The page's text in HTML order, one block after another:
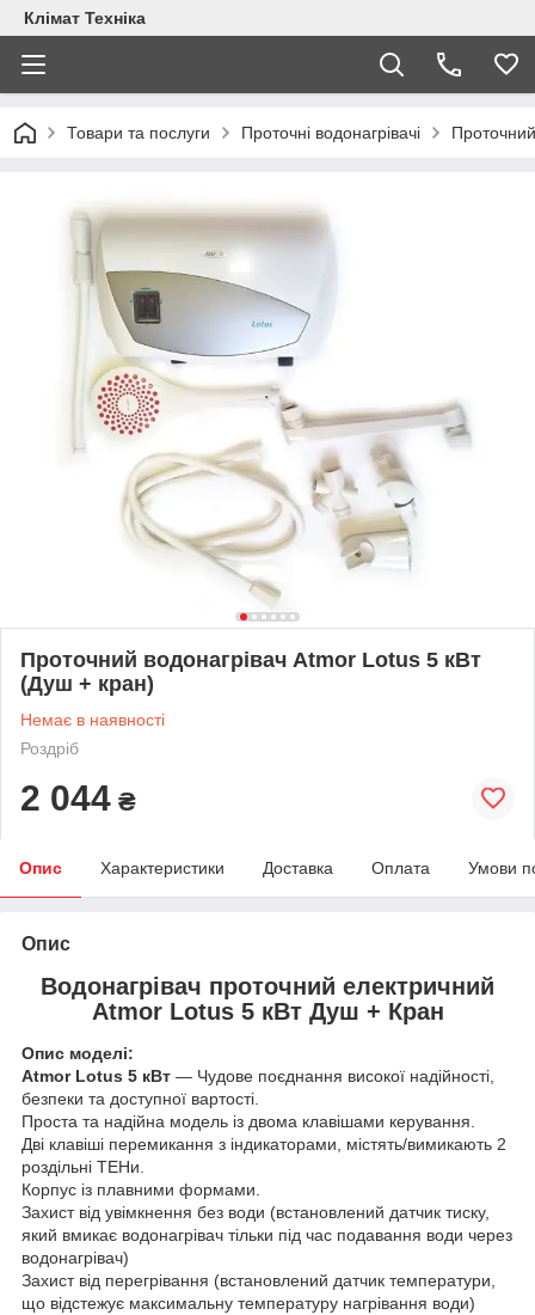
Клімат Техніка
Товари та послуги Проточні водонагрівачі
Проточний водонагрівач Atmor Lotus 5 кВт
(Душ + кран)
Немає в наявності
Роздріб
2 044 ₴
Опис Характеристики Доставка Оплата Умови
Опис
Водонагрівач проточний електричний
Atmor Lotus 5 кВт Душ + Кран
Опис моделі:
Atmor Lotus 5 кВт — Чудове поєднання високої надійності,
безпеки та доступної вартості.
Проста та надійна модель із двома клавішами керування.
Дві клавіші перемикання з індикаторами, містять/вимикають 2
роздільні ТЕНи.
Корпус із плавними формами.
Захист від увімкнення без води (встановлений датчик тиску,
який вмикає водонагрівач тільки під час подавання води через
водонагрівач)
Захист від перегрівання (встановлений датчик температури,
що відстежує максимальну температуру нагрівання води)